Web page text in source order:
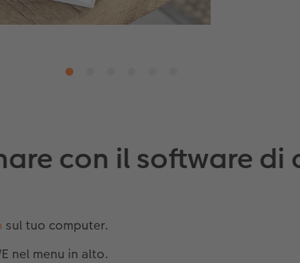
con il software di
sul tuo computer.
nel menu in alto.